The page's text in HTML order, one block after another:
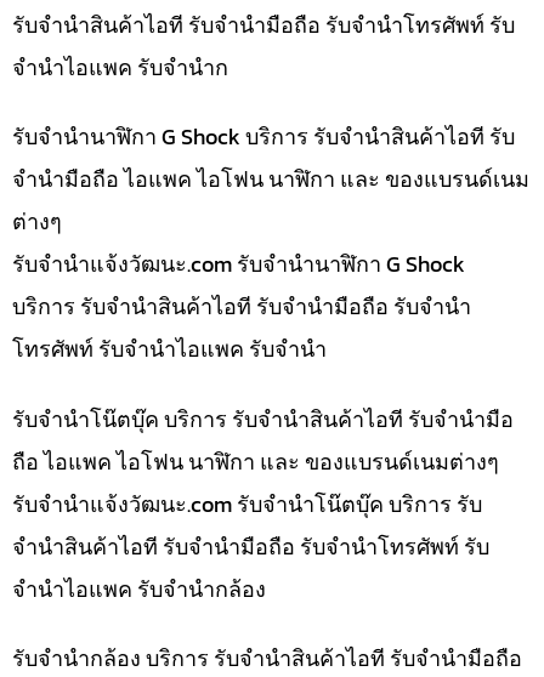
รับจำนำสินค้าไอที รับจำนำมือถือ รับจำนำโทรศัพท์ รับ
จำนำไอแพค รับจำนำก
รับจำนำนาฬิกา G Shock บริการ รับจำนำสินค้าไอที รับ
จำนำมือถือ ไอแพค ไอโฟน นาฬิกา และ ของแบรนด์เนม
ต่างๆ
รับจํานําแจ้งวัฒนะ.com รับจำนำนาฬิกา G Shock
บริการ รับจำนำสินค้าไอที รับจำนำมือถือ รับจำนำ
โทรศัพท์ รับจำนำไอแพค รับจำนำ
รับจำนำโน๊ตบุ๊ค บริการ รับจำนำสินค้าไอที รับจำนำมือ
ถือ ไอแพค ไอโฟน นาฬิกา และ ของแบรนด์เนมต่างๆ
รับจํานําแจ้งวัฒนะ.com รับจำนำโน๊ตบุ๊ค บริการ รับ
จำนำสินค้าไอที รับจำนำมือถือ รับจำนำโทรศัพท์ รับ
จำนำไอแพค รับจำนำกล้อง
รับจำนำกล้อง บริการ รับจำนำสินค้าไอที รับจำนำมือถือ